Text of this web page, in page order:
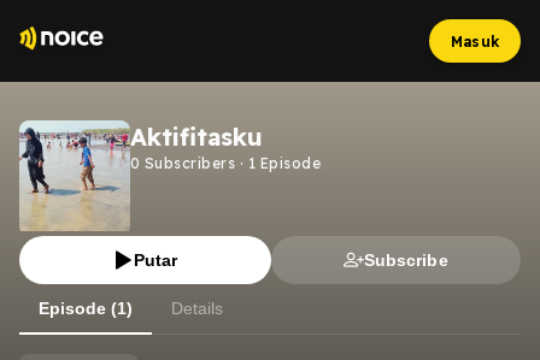
Masuk
Aktifitasku
0 Subscribers · 1 Episode
Putar Subscribe
Episode (1) Details